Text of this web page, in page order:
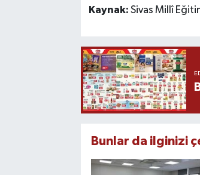
Kaynak: Sivas Millî
Bunlar da ilginizi